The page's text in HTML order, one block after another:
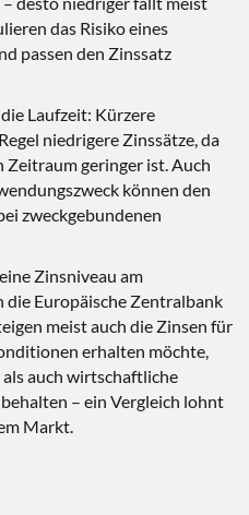
das Risiko eines
passen den Zinssatz
Laufzeit: Kürzere
niedrigere Zinssätze, da
Zeitraum geringer ist. Auch
können den
zweckgebundenen
Zinsniveau am
Europäische Zentralbank
meist auch die Zinsen für
erhalten möchte,
auch wirtschaftliche
– ein Vergleich lohnt
Markt.